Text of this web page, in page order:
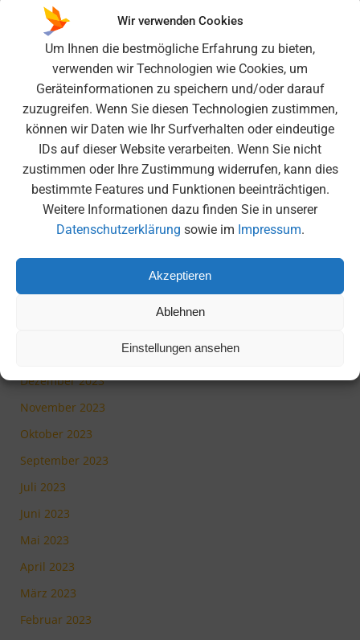
Wir verwenden Cookies
Um Ihnen die bestmögliche Erfahrung zu bieten,
verwenden wir Technologien wie Cookies, um
Geräteinformationen zu speichern und/oder darauf
zuzugreifen. Wenn Sie diesen Technologien zustimmen,
können wir Daten wie Ihr Surfverhalten oder eindeutige
IDs auf dieser Website verarbeiten. Wenn Sie nicht
zustimmen oder Ihre Zustimmung widerrufen, kann dies
bestimmte Features und Funktionen beeinträchtigen.
Weitere Informationen dazu finden Sie in unserer
Datenschutzerklärung sowie im Impressum.
Akzeptieren
Ablehnen
Einstellungen ansehen
Juli 2025
Mai 2025
März 2025
Februar 2025
November 2024
Oktober 2024
September 2024
Juli 2024
Juni 2024
Dezember 2023
November 2023
Oktober 2023
September 2023
Juli 2023
Juni 2023
Mai 2023
April 2023
März 2023
Februar 2023